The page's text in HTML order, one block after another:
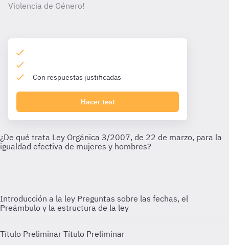
Violencia de Género!
Con respuestas justificadas
Hacer test
Introducción a la ley Preguntas sobre las fechas, el
Preámbulo y la estructura de la ley
Título Preliminar Título Preliminar